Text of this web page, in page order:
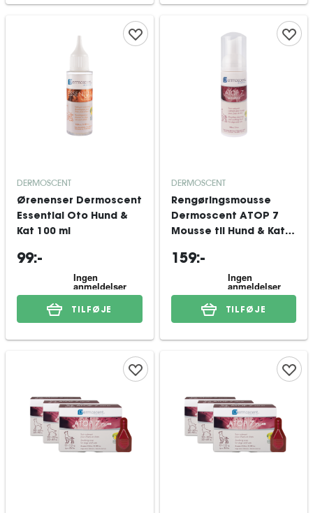
DERMOSCENT
Ørenenser Dermoscent
Essential Oto Hund &
Kat 100 ml
99:-
TILFØJE
DERMOSCENT
Rengøringsmousse
Dermoscent ATOP 7
Mousse til Hund & Kat
159:-
TILFØJE